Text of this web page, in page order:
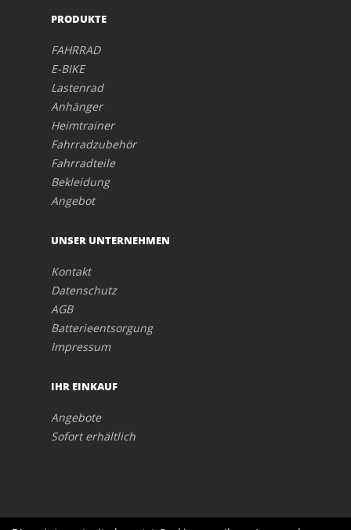
PRODUKTE
FAHRRAD
E-BIKE
Lastenrad
Anhänger
Heimtrainer
Fahrradzubehör
Fahrradteile
Bekleidung
Angebot
UNSER UNTERNEHMEN
Kontakt
Datenschutz
AGB
Batterieentsorgung
Impressum
IHR EINKAUF
Angebote
Sofort erhältlich